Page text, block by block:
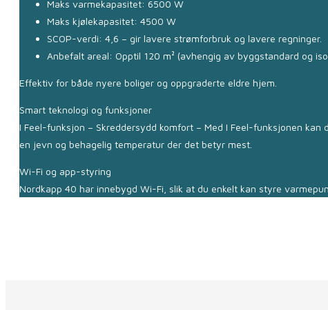
Maks varmekapasitet: 6500 W
Maks kjølekapasitet: 4500 W
SCOP-verdi: 4,6 – gir lavere strømforbruk og lavere regninger.
Anbefalt areal: Opptil 120 m² (avhengig av byggstandard og
Effektiv for både nyere boliger og oppgraderte eldre hjem.
Smart teknologi og funksjoner
I Feel-funksjon – Skreddersydd komfort – Med I Feel-funksjonen
en jevn og behagelig temperatur der det betyr mest.
Wi-Fi og app-styring
Nordkapp 40 har innebygd Wi-Fi, slik at du enkelt kan styre